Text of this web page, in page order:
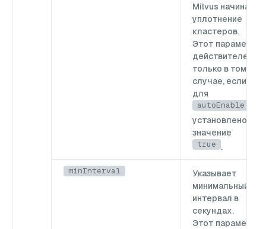
Milvus начинает
уплотнение
кластеров.
Этот параметр
действителен
только в том
случае, если
для
autoEnable
установлено
значение
true .
minInterval
Указывает
минимальный
интервал в
секундах.
Этот параметр